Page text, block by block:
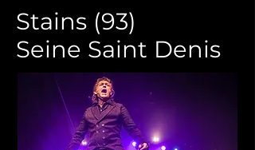
Stains (93)
Seine Saint Denis